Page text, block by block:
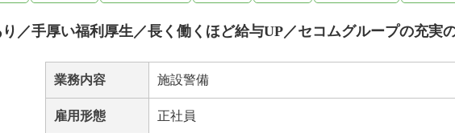
／手厚い福利厚生／長く働くほど給与UP／セコムグループの充実
業務内容 施設警備
雇用形態 正社員